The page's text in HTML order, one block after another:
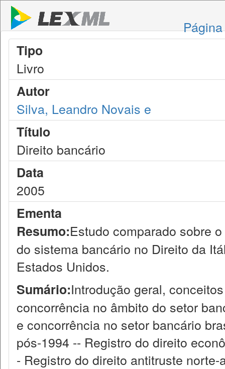
Tipo
Livro
Autor
Silva, Leandro Novais e
Título
Direito bancário
Data
2005
Ementa
Resumo:Estudo comparado sobre
do sistema bancário no Direito da
Estados Unidos.
Sumário:Introdução geral,
concorrência no âmbito do setor
e concorrência no setor bancário
pós-1994 -- Registro do direito
- Registro do direito antitruste